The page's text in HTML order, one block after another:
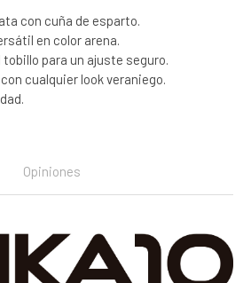
con cuña de esparto.
en color arena.
para un ajuste seguro.
cualquier look veraniego.
Opiniones